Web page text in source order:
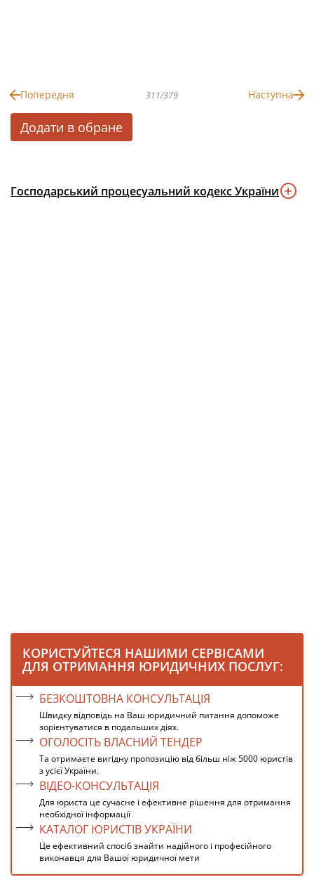
Попередня 311/379 Наступна
Додати в обране
Господарський процесуальний кодекс України
КОРИСТУЙТЕСЯ НАШИМИ СЕРВІСАМИ
ДЛЯ ОТРИМАННЯ ЮРИДИЧНИХ ПОСЛУГ:
БЕЗКОШТОВНА КОНСУЛЬТАЦІЯ
Швидку відповідь на Ваш юридичний питання допоможе
зорієнтуватися в подальших діях.
ОГОЛОСІТЬ ВЛАСНИЙ ТЕНДЕР
Та отримаєте вигідну пропозицію від більш ніж 5000 юристів
з усієї України.
ВІДЕО-КОНСУЛЬТАЦІЯ
Для юриста це сучасне і ефективне рішення для отримання
необхідної інформації
КАТАЛОГ ЮРИСТІВ УКРАЇНИ
Це ефективний спосіб знайти надійного і професійного
виконавця для Вашої юридичної мети